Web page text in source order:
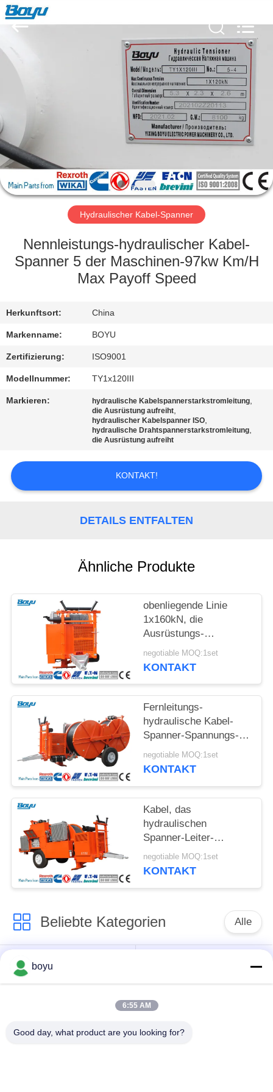
HAUS
ÜBER
UNS
FABRIK-
AUSFLUG
QUALITÄTSKONTROLLE
SIE
MIT
UNS
IN
VERBINDUNG
NACHRICHTEN
FORDERN
SIE EIN
PRIVACY
POLICY
Boyu
Electric
Machinery
Rights
Reserved.
Hydraulischer Kabel-Spanner
Nennleistungs-hydraulischer Kabel-
Spanner 5 der Maschinen-97kw Km/H
Max Payoff Speed
Herkunftsort: China
Markenname: BOYU
Zertifizierung: ISO9001
Modellnummer: TY1x120III
Markieren: hydraulische Kabelspannerstarkstromleitung,
die Ausrüstung aufreiht,
hydraulischer Kabelspanner ISO,
hydraulische Drahtspannerstarkstromleitung,
die Ausrüstung aufreiht
KONTAKT!
DETAILS ENTFALTEN
Ähnliche Produkte
obenliegende Linie
1x160kN, die
Ausrüstungs-
hydraulischen Spanner
mit Wasserkühlungs-
negotiable MOQ:1set
KONTAKT
Fernleitungs-
hydraulische Kabel-
Spanner-Spannungs-
Maschine für
obenliegende Linie
negotiable MOQ:1set
KONTAKT
Kabel, das
hydraulischen
Spanner-Leiter-
Stringing Equipment
Hydraulic-Kabel-
negotiable MOQ:1set
KONTAKT
Beliebte Kategorien Alle
Übertragungsleitung,
die Ausrüstung
Spannung, die
Gegendrehdrahtseil
boyu
6:55 AM
Good day, what product are you looking for?